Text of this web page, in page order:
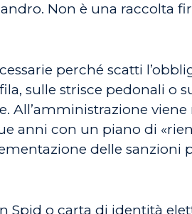
Non è una raccolta
perché scatti
sulle strisce pedonali o
All’amministrazione
anni con un piano di
delle sanzioni
Spid o carta di identità